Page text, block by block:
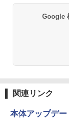
Google
関連リンク
本体アップデー